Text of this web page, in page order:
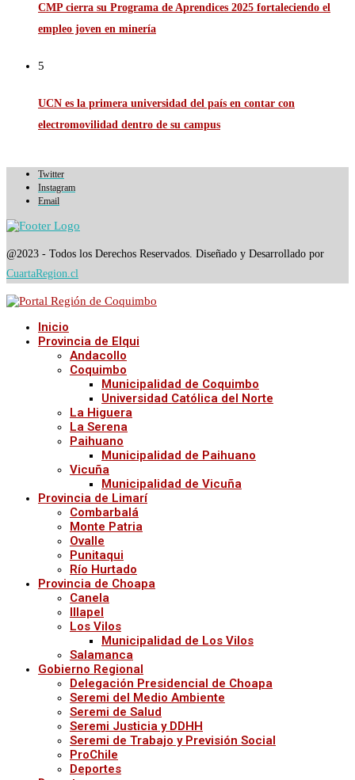
CMP cierra su Programa de Aprendices 2025 fortaleciendo el
empleo joven en minería
5
UCN es la primera universidad del país en contar con
electromovilidad dentro de su campus
Twitter
Instagram
Email
@2023 - Todos los Derechos Reservados. Diseñado y Desarrollado por
CuartaRegion.cl
Inicio
Provincia de Elqui
Andacollo
Coquimbo
Municipalidad de Coquimbo
Universidad Católica del Norte
La Higuera
La Serena
Paihuano
Municipalidad de Paihuano
Vicuña
Municipalidad de Vicuña
Provincia de Limarí
Combarbalá
Monte Patria
Ovalle
Punitaqui
Río Hurtado
Provincia de Choapa
Canela
Illapel
Los Vilos
Municipalidad de Los Vilos
Salamanca
Gobierno Regional
Delegación Presidencial de Choapa
Seremi del Medio Ambiente
Seremi de Salud
Seremi Justicia y DDHH
Seremi de Trabajo y Previsión Social
ProChile
Deportes